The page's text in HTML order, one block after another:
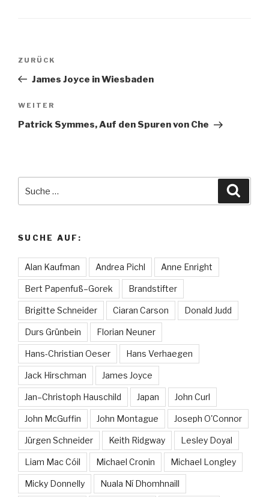
Beitragsnavigation
Vorheriger
Beitrag
ZURÜCK
James Joyce in Wiesbaden
Nächster
Beitrag
WEITER
Patrick Symmes, Auf den Spuren von Che
SUCHE AUF:
Alan Kaufman Andrea Pichl Anne Enright
Bert Papenfuß–Gorek Brandstifter
Brigitte Schneider Ciaran Carson Donald Judd
Durs Grünbein Florian Neuner
Hans-Christian Oeser Hans Verhaegen
Jack Hirschman James Joyce
Jan–Christoph Hauschild Japan John Curl
John McGuffin John Montague Joseph O'Connor
Jürgen Schneider Keith Ridgway Lesley Doyal
Liam Mac Cóil Michael Cronin Michael Longley
Micky Donnelly Nuala Ní Dhomhnaill